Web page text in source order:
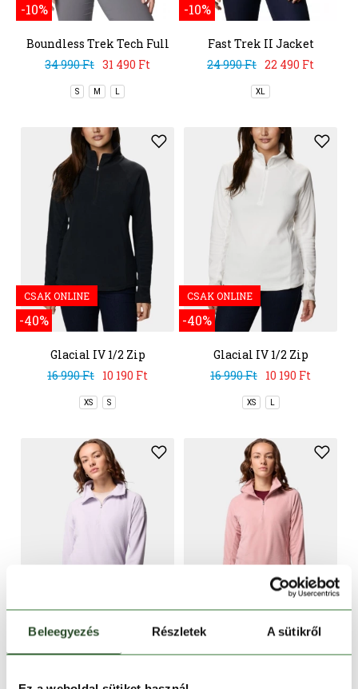
Beleegyezés Részletek A sütikről
-10%
Boundless Trek Tech Full
Zip
34 990 Ft 31 490 Ft
S M L
-10%
Fast Trek II Jacket
24 990 Ft 22 490 Ft
XL
CSAK ONLINE
-40%
Glacial IV 1/2 Zip
16 990 Ft 10 190 Ft
XS S
CSAK ONLINE
-40%
Glacial IV 1/2 Zip
16 990 Ft 10 190 Ft
XS L
CSAK ONLINE
-40%
16 990 Ft 10 190 Ft
CSAK ONLINE
-40%